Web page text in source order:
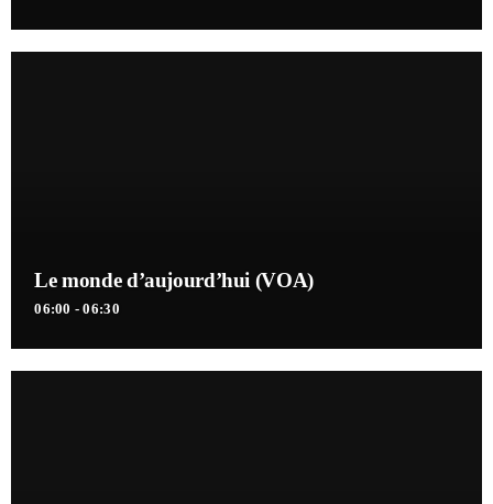
Le monde d’aujourd’hui (VOA)
06:00 - 06:30